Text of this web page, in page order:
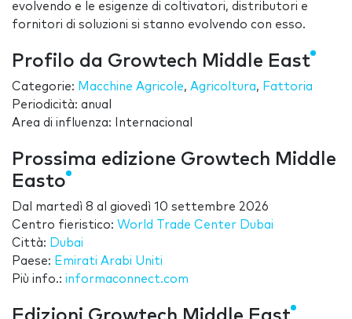
evolvendo e le esigenze di coltivatori, distributori e
fornitori di soluzioni si stanno evolvendo con esso.
Profilo da Growtech Middle East
Categorie: Macchine Agricole, Agricoltura, Fattoria
Periodicità: anual
Area di influenza: Internacional
Prossima edizione Growtech Middle
Easto
Dal martedì 8 al giovedì 10 settembre 2026
Centro fieristico: World Trade Center Dubai
Città: Dubai
Paese: Emirati Arabi Uniti
Più info.: informaconnect.com